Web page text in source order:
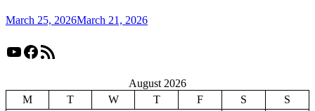
March 25, 2026March 21, 2026
YouTube
Facebook
RSS Feed
August 2026
M
T W T F S
S